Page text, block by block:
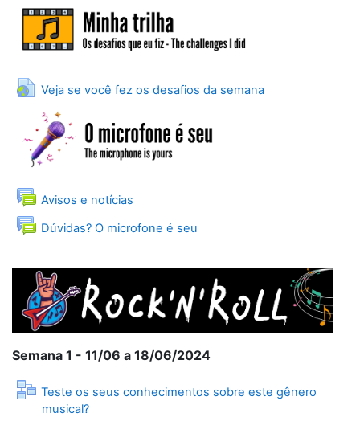
Veja se você fez os desafios da semana
URL
Avisos e notícias
Fórum
Dúvidas? O microfone é seu
Fórum
Semana 1 - 11/06 a 18/06/2024
Teste os seus conhecimentos sobre este gênero
musical?
Lição